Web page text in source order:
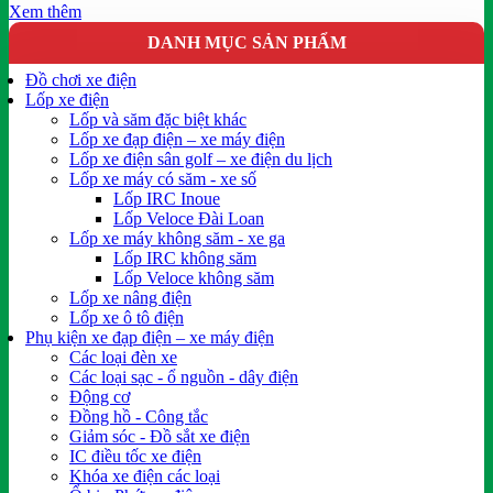
Xem thêm
DANH MỤC SẢN PHẨM
Đồ chơi xe điện
Lốp xe điện
Lốp và săm đặc biệt khác
Lốp xe đạp điện – xe máy điện
Lốp xe điện sân golf – xe điện du lịch
Lốp xe máy có săm - xe số
Lốp IRC Inoue
Lốp Veloce Đài Loan
Lốp xe máy không săm - xe ga
Lốp IRC không săm
Lốp Veloce không săm
Lốp xe nâng điện
Lốp xe ô tô điện
Phụ kiện xe đạp điện – xe máy điện
Các loại đèn xe
Các loại sạc - ổ nguồn - dây điện
Động cơ
Đồng hồ - Công tắc
Giảm sóc - Đồ sắt xe điện
IC điều tốc xe điện
Khóa xe điện các loại